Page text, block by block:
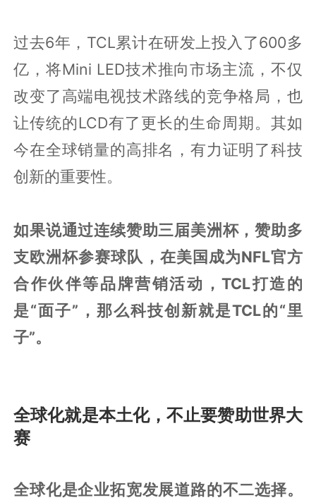
过去6年，TCL累计在研发上投入了600多
亿，将Mini LED技术推向市场主流，不仅
改变了高端电视技术路线的竞争格局，也
让传统的LCD有了更长的生命周期。其如
今在全球销量的高排名，有力证明了科技
创新的重要性。
如果说通过连续赞助三届美洲杯，赞助多
支欧洲杯参赛球队，在美国成为NFL官方
合作伙伴等品牌营销活动，TCL打造的
是“面子”，那么科技创新就是TCL的“里
子”。
全球化就是本土化，不止要赞助世界大
赛
全球化是企业拓宽发展道路的不二选择。